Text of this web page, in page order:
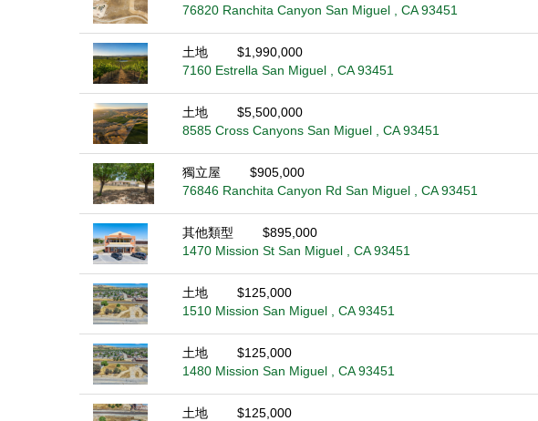
76820 Ranchita Canyon San Miguel , CA 93451
土地
$1,990,000
7160 Estrella San Miguel , CA 93451
土地
$5,500,000
8585 Cross Canyons San Miguel , CA 93451
獨立屋
$905,000
76846 Ranchita Canyon Rd San Miguel , CA 93451
其他類型
$895,000
1470 Mission St San Miguel , CA 93451
土地
$125,000
1510 Mission San Miguel , CA 93451
土地
$125,000
1480 Mission San Miguel , CA 93451
土地
$125,000